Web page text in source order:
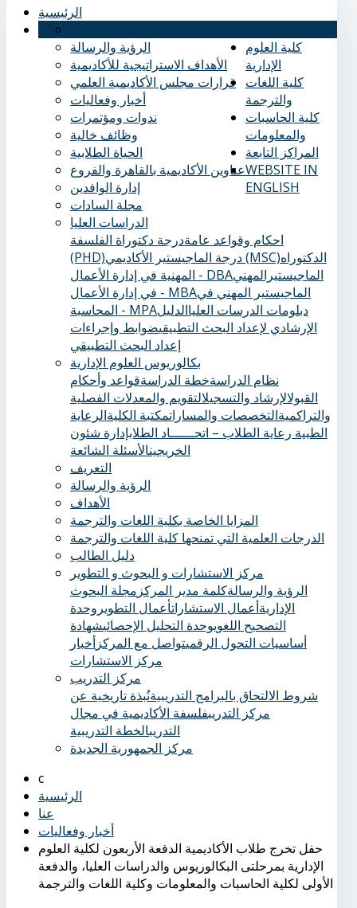
الرئيسية
الرؤية والرسالة
الأهداف الاستراتيجية للأكاديمية
قرارات مجلس الأكاديمية العلمي
أخبار وفعاليات
ندوات ومؤتمرات
وظائف خالية
الحياة الطلابية
عناوين الأكاديمية بالقاهرة والفروع
إدارة الوافدين
كلية العلوم
الإدارية
مجلة السادات
الدراسات العليا
احكام وقواعد عامةدرجة دكتوراة الفلسفة
(PHD)
درجة الماجيستير الأكاديمي (MSC)الدكتوراه
المهنية في إدارة الأعمال - DBAالماجيستيرالمهني
في إدارة الأعمال - MBAالماجيستير المهني في
المحاسبة - MPA
دبلومات الدرسات العلياالدليل
الإرشادي لإعداد البحث التطبيقيضوابط وإجراءات
إعداد البحث التطبيقي
بكالوريوس العلوم الإدارية
نظام الدراسةخطة الدراسةقواعد وأحكام
القبولالإرشاد والتسجيلالتقويم والمعدلات الفصلية
والتراكميةالتخصصات والمساراتمكتبة الكليةالرعاية
الطبية ‏ رعاية الطلاب – اتحــــــاد الطلابإدارة شئون
الخريجينالأسئلة الشائعة
كلية اللغات
والترجمة
التعريف
الرؤية والرسالة
الأهداف
المزايا الخاصة بكلية اللغات والترجمة
الدرجات العلمية التي تمنحها كلية اللغات والترجمة
دليل الطالب
كلية الحاسبات
والمعلومات
المراكز التابعة
مركز الاستشارات و البحوث و التطوير
الرؤية والرسالةكلمة مدير المركز مجلة البحوث
الإداريةأعمال الاستشاراتأعمال التطوير وحدة
التصحيح اللغويوحدة التحليل الإحصائيشهادة
أساسيات التحول الرقميتواصل مع المركزأخبار
مركز الاستشارات
مركز التدريب
شروط الالتحاق بالبرامج التدريبيةنُبذة تاريخية عن
مركز التدريبفلسفة الأكاديمية في مجال
التدريبالخطة التدريبية
مركز الجمهورية الجديدة
WEBSITE IN
ENGLISH
الرئيسية
عنا
أخبار وفعاليات
حفل تخرج طلاب الأكاديمية الدفعة الأربعون لكلية العلوم
الإدارية بمرحلتى البكالوريوس والدراسات العليا، والدفعة
الأولى لكلية الحاسبات والمعلومات وكلية اللغات والترجمة